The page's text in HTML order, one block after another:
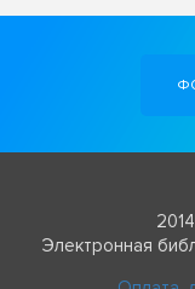
Электронная